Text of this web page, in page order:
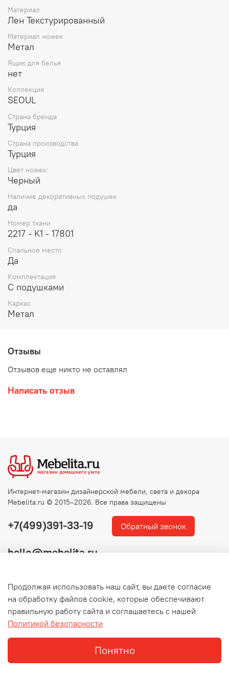
Материал
Лен Текстурированный
Материал ножек
Метал
Ящик для белья
нет
Коллекция
SEOUL
Страна бренда
Турция
Страна производства
Турция
Цвет ножек:
Черный
Наличие декоративных подушек
да
Номер ткани
2217 - K1 - 17801
Спальное место
Да
Комплектация
С подушками
Каркас
Метал
Отзывы
Отзывов еще никто не оставлял
Написать отзыв
+7(499)391-33-19 Обратный звонок
hello@mebelita.ru
Интернет-магазин дизайнерской мебели, света и декора
Mebelita.ru © 2015–2026. Все права защищены
Продолжая использовать наш сайт, вы даете согласие
на обработку файлов cookie, которые обеспечивают
правильную работу сайта и соглашаетесь с нашей
Политикой безопасности
Понятно